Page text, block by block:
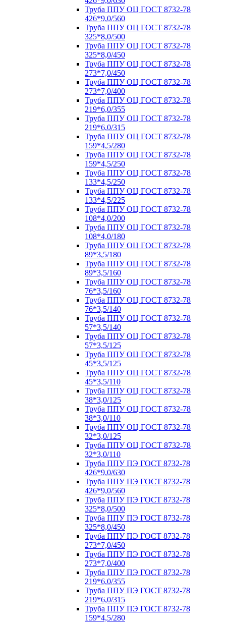
Труба ППУ ОЦ ГОСТ 8732-78
426*9,0/560
Труба ППУ ОЦ ГОСТ 8732-78
325*8,0/500
Труба ППУ ОЦ ГОСТ 8732-78
325*8,0/450
Труба ППУ ОЦ ГОСТ 8732-78
273*7,0/450
Труба ППУ ОЦ ГОСТ 8732-78
273*7,0/400
Труба ППУ ОЦ ГОСТ 8732-78
219*6,0/355
Труба ППУ ОЦ ГОСТ 8732-78
219*6,0/315
Труба ППУ ОЦ ГОСТ 8732-78
159*4,5/280
Труба ППУ ОЦ ГОСТ 8732-78
159*4,5/250
Труба ППУ ОЦ ГОСТ 8732-78
133*4,5/250
Труба ППУ ОЦ ГОСТ 8732-78
133*4,5/225
Труба ППУ ОЦ ГОСТ 8732-78
108*4,0/200
Труба ППУ ОЦ ГОСТ 8732-78
108*4,0/180
Труба ППУ ОЦ ГОСТ 8732-78
89*3,5/180
Труба ППУ ОЦ ГОСТ 8732-78
89*3,5/160
Труба ППУ ОЦ ГОСТ 8732-78
76*3,5/160
Труба ППУ ОЦ ГОСТ 8732-78
76*3,5/140
Труба ППУ ОЦ ГОСТ 8732-78
57*3,5/140
Труба ППУ ОЦ ГОСТ 8732-78
57*3,5/125
Труба ППУ ОЦ ГОСТ 8732-78
45*3,5/125
Труба ППУ ОЦ ГОСТ 8732-78
45*3,5/110
Труба ППУ ОЦ ГОСТ 8732-78
38*3,0/125
Труба ППУ ОЦ ГОСТ 8732-78
38*3,0/110
Труба ППУ ОЦ ГОСТ 8732-78
32*3,0/125
Труба ППУ ОЦ ГОСТ 8732-78
32*3,0/110
Труба ППУ ПЭ ГОСТ 8732-78
426*9,0/630
Труба ППУ ПЭ ГОСТ 8732-78
426*9,0/560
Труба ППУ ПЭ ГОСТ 8732-78
325*8,0/500
Труба ППУ ПЭ ГОСТ 8732-78
325*8,0/450
Труба ППУ ПЭ ГОСТ 8732-78
273*7,0/450
Труба ППУ ПЭ ГОСТ 8732-78
273*7,0/400
Труба ППУ ПЭ ГОСТ 8732-78
219*6,0/355
Труба ППУ ПЭ ГОСТ 8732-78
219*6,0/315
Труба ППУ ПЭ ГОСТ 8732-78
159*4,5/280